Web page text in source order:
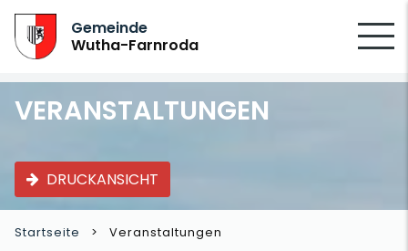
Gemeinde
Wutha-Farnroda
VERANSTALTUNGEN
DRUCKANSICHT
Startseite Veranstaltungen